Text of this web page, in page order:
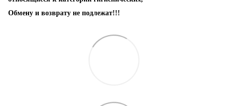
Обмену и возврату не подлежат!!!